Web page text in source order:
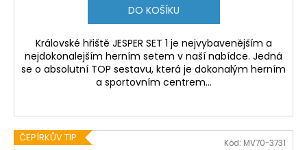
DO KOŠÍKU
Královské hřiště JESPER SET 1 je nejvybavenějším a
nejdokonalejším herním setem v naší nabídce. Jedná
se o absolutní TOP sestavu, která je dokonalým herním
a sportovním centrem...
ČEPÍRKŮV TIP Kód: MV70-3731